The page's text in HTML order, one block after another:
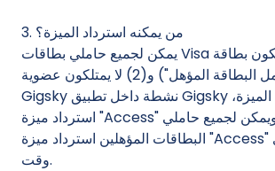
3. من يمكنه استرداد الميزة؟
يمكن لجميع حاملي بطاقات Visa الذين (1) يمتلكون بطاقة
مؤهلة ("حامل البطاقة المؤهل") و(2) لا يمتلكون عضوية
Gigsky نشطة داخل تطبيق Gigsky وقت استرداد الميزة،
استرداد ميزة "Access" المجانية. ويمكن لجميع حاملي
البطاقات المؤهلين استرداد ميزة "Access" المخفضة في أي
وقت.